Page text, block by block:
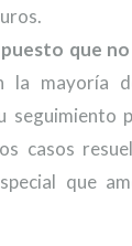
que
la mayoría
seguimiento
casos
que